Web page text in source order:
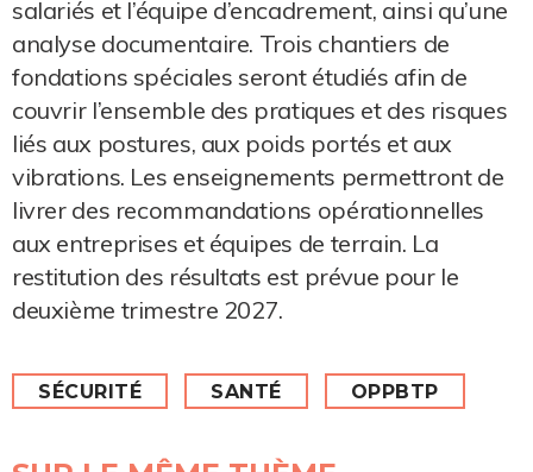
salariés et l’équipe d’encadrement, ainsi qu’une
analyse documentaire. Trois chantiers de
fondations spéciales seront étudiés afin de
couvrir l’ensemble des pratiques et des risques
liés aux postures, aux poids portés et aux
vibrations. Les enseignements permettront de
livrer des recommandations opérationnelles
aux entreprises et équipes de terrain. La
restitution des résultats est prévue pour le
deuxième trimestre 2027.
SÉCURITÉ SANTÉ OPPBTP